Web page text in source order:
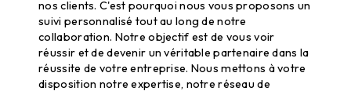
nos clients. C'est pourquoi nous vous proposons un
suivi personnalisé tout au long de notre
collaboration. Notre objectif est de vous voir
réussir et de devenir un véritable partenaire dans la
réussite de votre entreprise. Nous mettons à votre
disposition notre expertise, notre réseau de